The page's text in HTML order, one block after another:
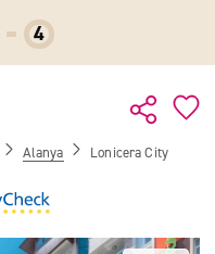
4
Alanya Lonicera City